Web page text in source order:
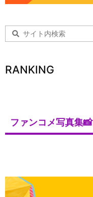
RANKING
ファンコメ写真集📸